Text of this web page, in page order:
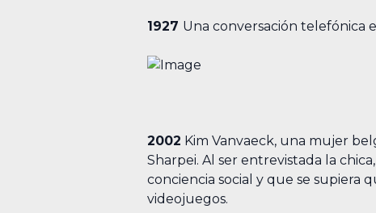
1927 Una conversación telefónica
2002 Kim Vanvaeck, una mujer
Sharpei. Al ser entrevistada la
conciencia social y que se supiera
videojuegos.